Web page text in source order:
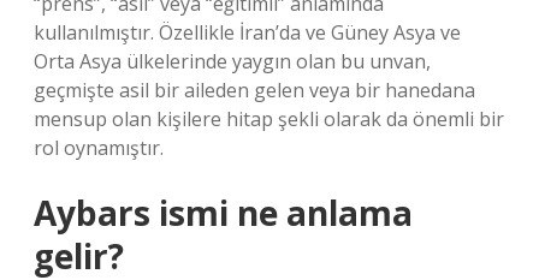
kullanılmıştır. Özellikle İran’da ve Güney Asya ve
Orta Asya ülkelerinde yaygın olan bu unvan,
geçmişte asil bir aileden gelen veya bir hanedana
mensup olan kişilere hitap şekli olarak da önemli bir
rol oynamıştır.
Aybars ismi ne anlama
gelir?